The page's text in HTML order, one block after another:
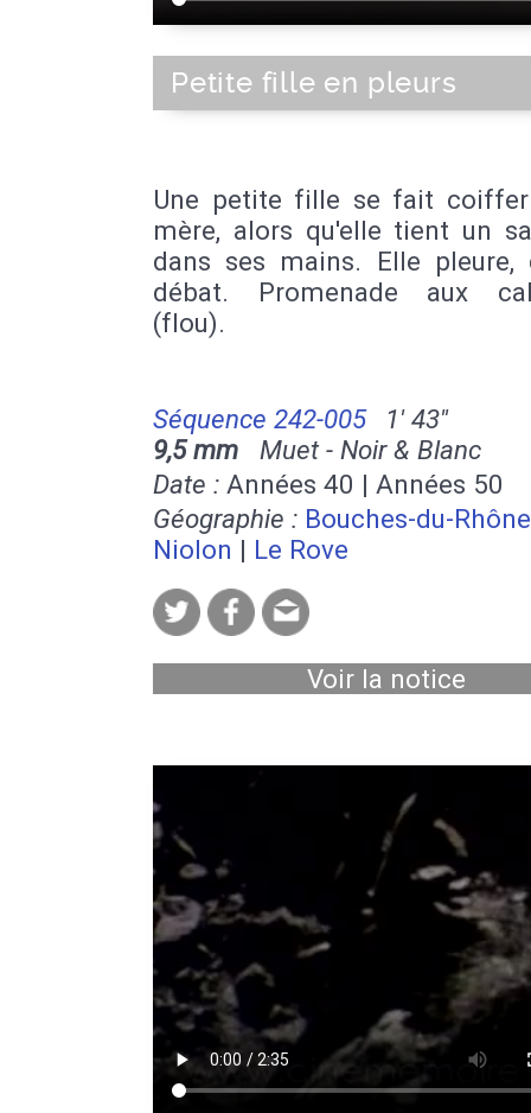
Petite fille en pleurs
Une petite fille se fait
mère, alors qu'elle tient un
dans ses mains. Elle pleure,
débat. Promenade aux
(flou).
Séquence 242-005
1' 43''
9,5 mm Muet - Noir & Blanc
Date : Années 40 | Années 50
Géographie : Bouches-du-
Niolon | Le Rove
Voir la notice